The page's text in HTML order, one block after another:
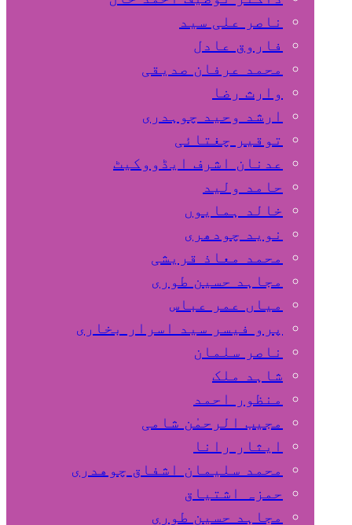
ناصر علی سید
فاروق عادل
محمد عرفان صدیقی
وارث رضا
ارشد وحید چوہدری
توقیر چغتائی
عدنان اشرف ایڈووکیٹ
حامد ولید
خالد ہمایوں
نوید چودھری
محمد معاذ قریشی
مجاہد حسین طوری
میاں عمر عباس
پرو فیسر سید اسرار بخاری
ناصر سلمان
شاہد ملک
منظور احمد
مجیب الرحمٰن شامی
ایثار رانا
محمد سلیمان اشفاق چوهدری
حمزہ اشتیاق
مجاہد حسین طوری